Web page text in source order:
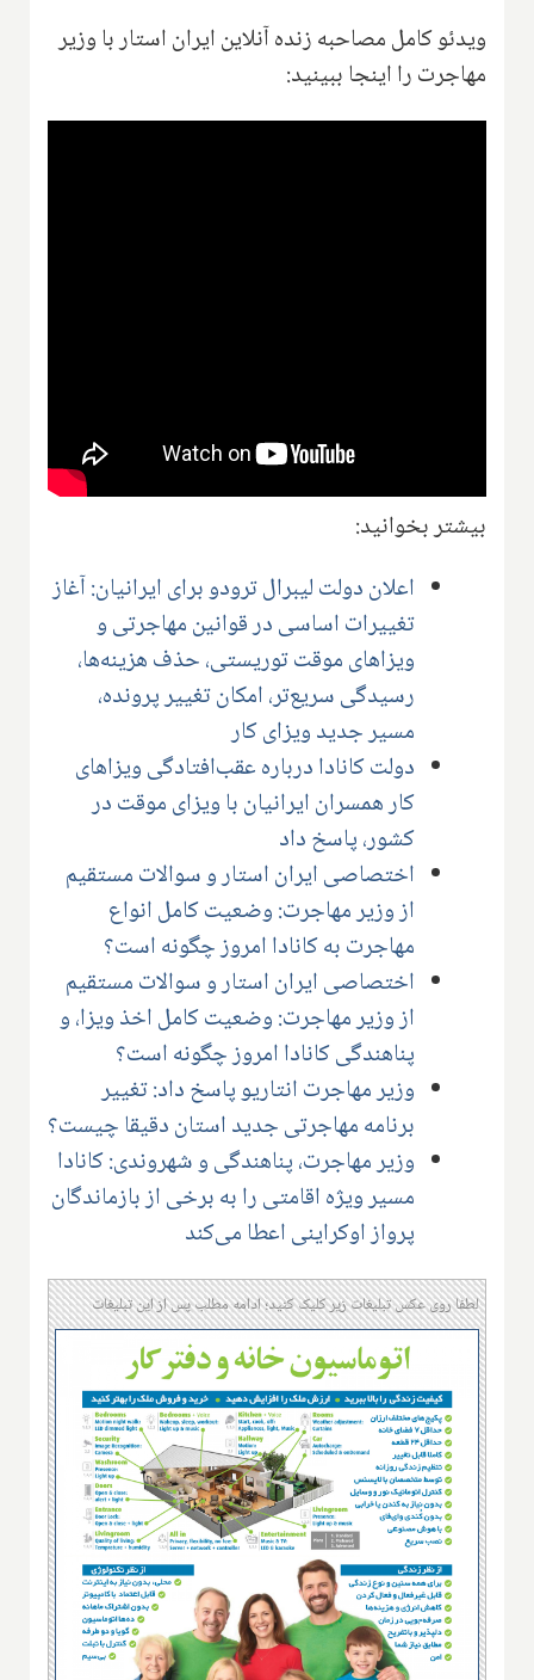
ویدئو کامل مصاحبه زنده آنلاین ایران استار با وزیر
مهاجرت را اینجا ببینید:
بیشتر بخوانید:
اعلان دولت لیبرال ترودو برای ایرانیان: آغاز
تغییرات اساسی در قوانین مهاجرتی و
ویزاهای موقت توریستی، حذف هزینه‌ها،
رسیدگی سریع‌تر، امکان تغییر پرونده،
مسیر جدید ویزای کار
دولت کانادا درباره عقب‌افتادگی ویزاهای
کار همسران ایرانیان با ویزای موقت در
کشور، پاسخ داد
اختصاصی ایران استار و سوالات مستقیم
از وزیر مهاجرت: وضعیت کامل انواع
مهاجرت به کانادا امروز چگونه است؟
اختصاصی ایران استار و سوالات مستقیم
از وزیر مهاجرت: وضعیت کامل اخذ ویزا، و
پناهندگی کانادا امروز چگونه است؟
وزیر مهاجرت انتاریو پاسخ داد: تغییر
برنامه مهاجرتی جدید استان دقیقا چیست؟
وزیر مهاجرت، پناهندگی و شهروندی: کانادا
مسیر ویژه اقامتی را به برخی از بازماندگان
پرواز اوکراینی اعطا می‌کند
لطفا روی عکس تبلیغات زیر کلیک کنید؛ ادامه مطلب پس از این تبلیغات